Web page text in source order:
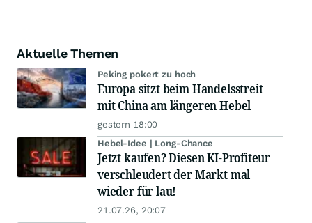
Aktuelle Themen
Peking pokert zu hoch
Europa sitzt beim Handelsstreit
mit China am längeren Hebel
gestern 18:00
Hebel-Idee | Long-Chance
Jetzt kaufen? Diesen KI-Profiteur
verschleudert der Markt mal
wieder für lau!
21.07.26, 20:07